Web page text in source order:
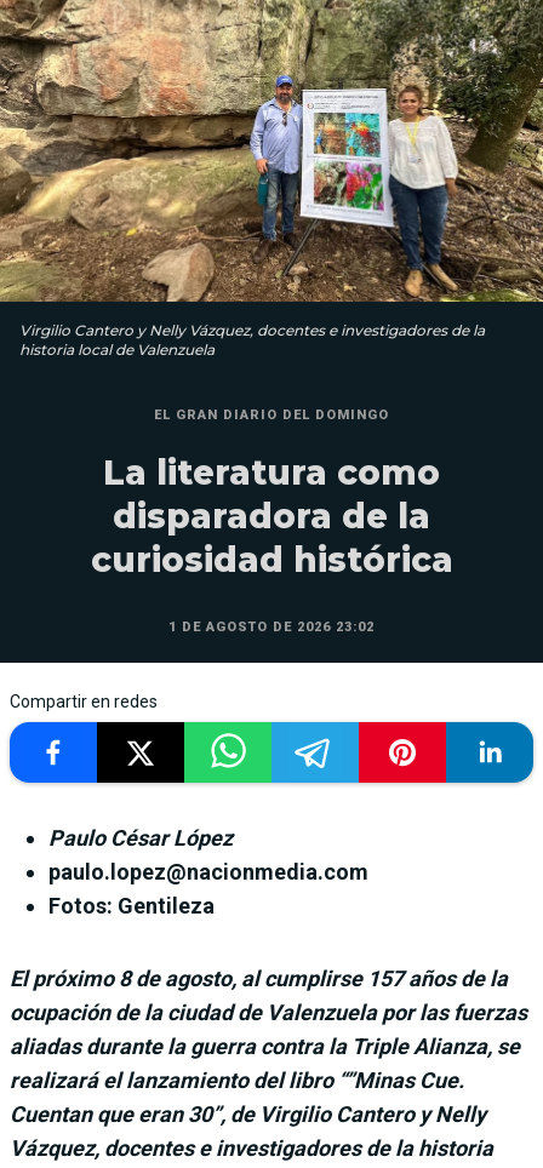
Virgilio Cantero y Nelly Vázquez, docentes e investigadores de la
historia local de Valenzuela
EL GRAN DIARIO DEL DOMINGO
La literatura como
disparadora de la
curiosidad histórica
1 DE AGOSTO DE 2026 23:02
Compartir en redes
Paulo César López
paulo.lopez@nacionmedia.com
Fotos: Gentileza
El próximo 8 de agosto, al cumplirse 157 años de la
ocupación de la ciudad de Valenzuela por las fuerzas
aliadas durante la guerra contra la Triple Alianza, se
realizará el lanzamiento del libro “”Minas Cue.
Cuentan que eran 30”, de Virgilio Cantero y Nelly
Vázquez, docentes e investigadores de la historia